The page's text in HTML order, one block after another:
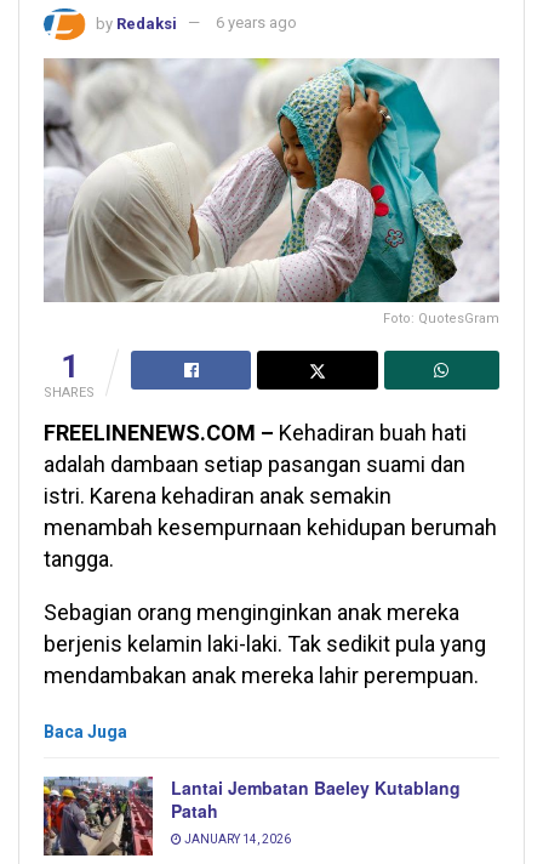
by Redaksi 6 years ago
Foto: QuotesGram
1
SHARES
FREELINENEWS.COM – Kehadiran buah hati
adalah dambaan setiap pasangan suami dan
istri. Karena kehadiran anak semakin
menambah kesempurnaan kehidupan berumah
tangga.
Sebagian orang menginginkan anak mereka
berjenis kelamin laki-laki. Tak sedikit pula yang
mendambakan anak mereka lahir perempuan.
Baca Juga
Lantai Jembatan Baeley Kutablang
Patah
JANUARY 14, 2026